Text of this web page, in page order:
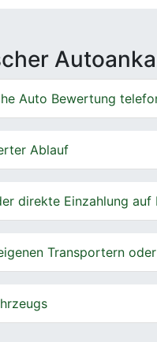
Auto Bewertung
Ablauf
direkte Einzahlung auf
Transportern